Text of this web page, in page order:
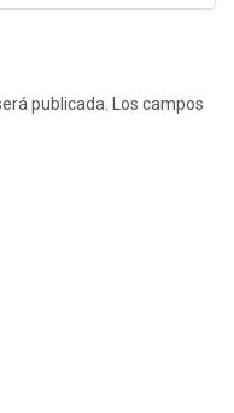
publicada. Los campos